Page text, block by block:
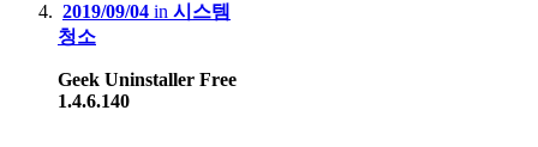
2019/09/04 in 시스템
청소
Geek Uninstaller Free
1.4.6.140